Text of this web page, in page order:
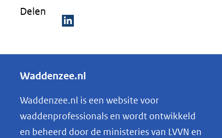
n
ng(afbeelding:
Delen
e
e
n
o
p
Waddenzee.nl
Waddenzee.nl is een website voor
waddenprofessionals en wordt ontwikkeld
en beheerd door de ministeries van LVVN en